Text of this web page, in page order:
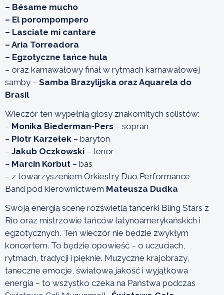
– Bésame mucho
– El porompompero
– Lasciate mi cantare
– Aria Torreadora
– Egzotyczne tańce hula
– oraz karnawałowy finał w rytmach karnawałowej
samby – Samba Brazylijska oraz Aquarela do
Brasil
Wieczór ten wypełnią głosy znakomitych solistów:
– Monika Biederman-Pers – sopran
– Piotr Karzełek – baryton
– Jakub Oczkowski – tenor
– Marcin Korbut – bas
– z towarzyszeniem Orkiestry Duo Performance
Band pod kierownictwem Mateusza Dudka
Swoją energią scenę rozświetlą tancerki Bling Stars z
Rio oraz mistrzowie tańców latynoamerykańskich i
egzotycznych. Ten wieczór nie będzie zwykłym
koncertem. To będzie opowieść – o uczuciach,
rytmach, tradycji i pięknie. Muzyczne krajobrazy,
taneczne emocje, światowa jakość i wyjątkowa
energia – to wszystko czeka na Państwa podczas